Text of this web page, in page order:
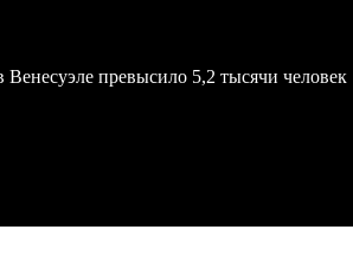
Венесуэле превысило 5,2 тысячи человек